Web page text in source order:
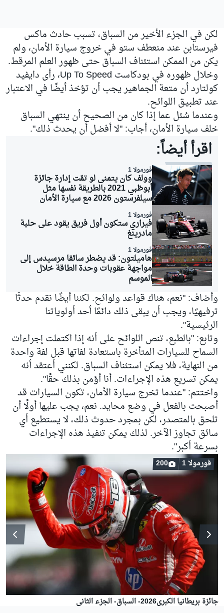
لكن في الجزء الأخير من السباق، تسبب حادث ماكس
فيرستابن عند منعطف ستو في خروج سيارة الأمان، ولم
يكن من الممكن استئناف السباق حتى ظهور العلم المرقط.
وخلال ظهوره في بودكاست Up To Speed، رأى دايفيد
كولتارد أن متعة الجماهير يجب أن تؤخذ أيضًا في الاعتبار
عند تطبيق اللوائح.
وعندما سُئل عما إذا كان من الصحيح أن ينتهي السباق
خلف سيارة الأمان، أجاب: "لا أفضل أن يحدث ذلك".
اقرأ أيضاً:
فورمولا 1
وولف كان يتمنى لو تمّت إدارة جائزة
أبوظبي 2021 بالطريقة نفسها مثل
سيلفرستون 2026 مع سيارة الأمان
فورمولا 1
فيراري ستكون أول فريق يقود على حلبة
مادرينغ
فورمولا 1
هاميلتون: قد يضطر سائقا مرسيدس إلى
مواجهة عقوبات وحدة الطاقة خلال
الموسم
وأضاف: "نعم، هناك قواعد ولوائح. لكننا أيضًا نقدم حدثًا
ترفيهيًا، ويجب أن يبقى ذلك دائمًا أحد أولوياتنا
الرئيسية".
وتابع: "بالطبع، تنص اللوائح على أنه إذا اكتملت إجراءات
السماح للسيارات المتأخرة باستعادة لفاتها قبل لفة واحدة
من النهاية، فلا يمكن استئناف السباق. لكنني أعتقد أنه
يمكن تسريع هذه الإجراءات. أنا أؤمن بذلك حقًا".
واختتم: "عندما تخرج سيارة الأمان، تكون السيارات قد
أصبحت بالفعل في وضع محايد. نعم، يجب عليها أولًا أن
تلحق بالمتصدر، لكن بمجرد حدوث ذلك، لا يستطيع أي
سائق تجاوز الآخر. لذلك يمكن تنفيذ هذه الإجراءات
بسرعة أكبر".
جائزة بريطانيا الكبرى2026- السباق- الجزء الثاني
فورمولا 1 200